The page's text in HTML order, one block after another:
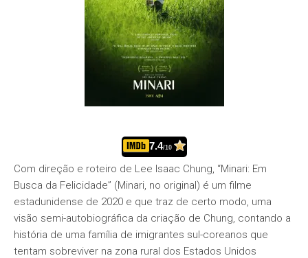
7.4/10
Com direção e roteiro de Lee Isaac Chung, “Minari: Em
Busca da Felicidade” (Minari, no original) é um filme
estadunidense de 2020 e que traz de certo modo, uma
visão semi-autobiográfica da criação de Chung, contando a
história de uma família de imigrantes sul-coreanos que
tentam sobreviver na zona rural dos Estados Unidos